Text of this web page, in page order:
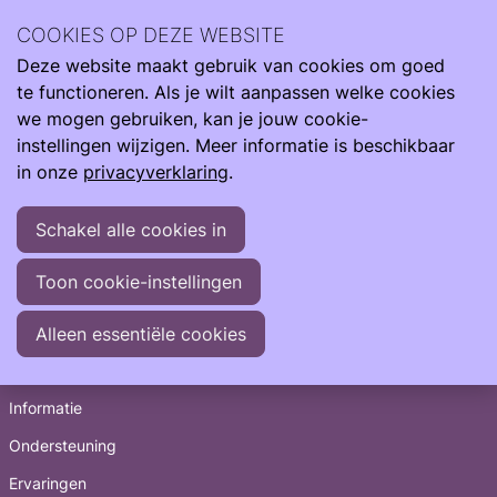
Zoeken
Archief
Archief
2024
2023
2022
2020
2019
2018
2017
2016
Informatie
Ondersteuning
Ervaringen
COOKIES OP DEZE WEBSITE
Deze website maakt gebruik van cookies om goed
te functioneren. Als je wilt aanpassen welke cookies
we mogen gebruiken, kan je jouw cookie-
instellingen wijzigen. Meer informatie is beschikbaar
in onze privacyverklaring.
Schakel alle cookies in
Toon cookie-instellingen
Alleen essentiële cookies